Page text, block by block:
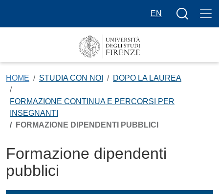
EN
Bottone
HOME STUDIA CON NOI DOPO LA LAUREA
FORMAZIONE CONTINUA E PERCORSI PER
INSEGNANTI
FORMAZIONE DIPENDENTI PUBBLICI
Formazione dipendenti
pubblici